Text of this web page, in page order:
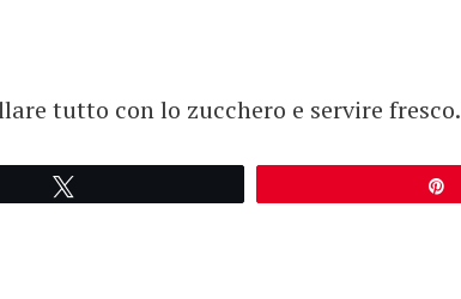
tutto con lo zucchero e servire fresco.